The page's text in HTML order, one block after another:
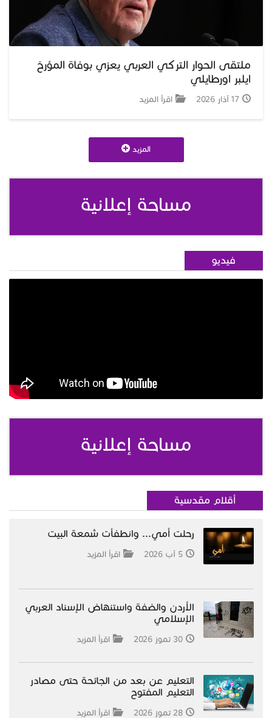
ملتقى الحوار التركي العربي يعزي بوفاة المؤرخ
ايلبر اورطايلي
17 آذار 2026 اقرأ المزيد
المزيد
مساحة إعلانية
فيديو
مساحة إعلانية
أقلام مقدسية
رحلت أمي... وانطفأت شمعة البيت
5 آب 2026 اقرأ المزيد
الأردن والضفة واستنهاض الإسناد العربي
الإسلامي
30 تموز 2026 اقرأ المزيد
التعليم عن بعد من الجائحة حتى مصادر
التعليم المفتوح
28 تموز 2026 اقرأ المزيد